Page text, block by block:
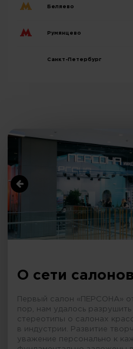
Беляево
Румянцево
Санкт-Петербург
О сети
Первый салон «ПЕРСОНА»
пор, нам удалось разрушить
стереотипы о салонах
в индустрии. Развитие
уважение персонально к